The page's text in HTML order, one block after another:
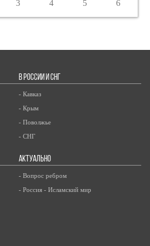
3 4 5 6
В РОССИИ И СНГ
- Кавказ
- Крым
- Поволжье
- СНГ
АКТУАЛЬНО
- Вопрос ребром
- Россия - Исламский мир